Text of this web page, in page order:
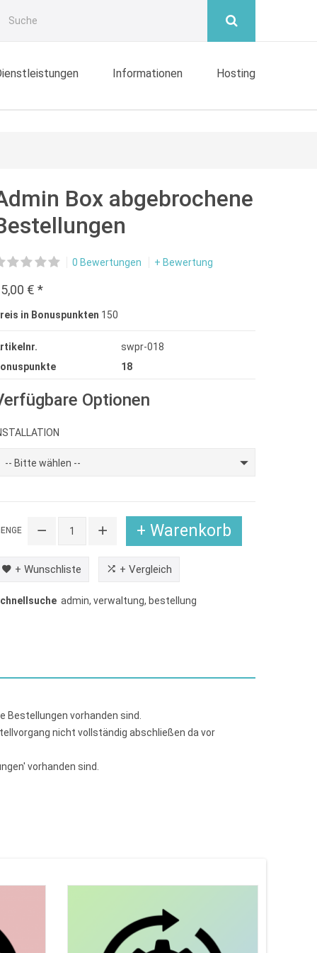
Informationen Hosting
Box abgebrochene
0 Bewertungen + Bewertung
€ *
in Bonuspunkten 150
swpr-018
18
Optionen
-- Bitte wählen --
+ Warenkorb
+ Wunschliste + Vergleich
admin, verwaltung, bestellung
Bestellungen vorhanden sind.
nicht vollständig abschließen da vor
vorhanden sind.